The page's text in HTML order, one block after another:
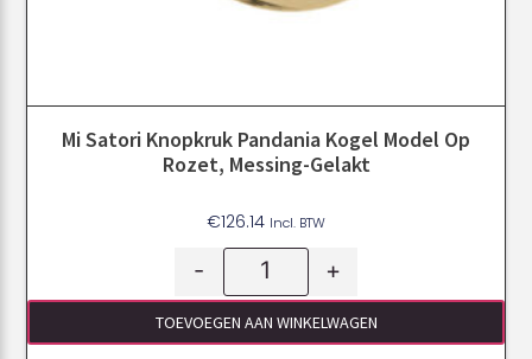
Mi Satori Knopkruk Pandania Kogel Model Op
Rozet, Messing-Gelakt
€126.14 Incl. BTW
- +
TOEVOEGEN AAN WINKELWAGEN